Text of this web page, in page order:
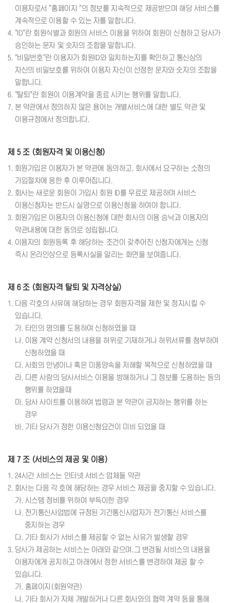
이용자로서 "홈페이지 "의 정보를 지속적으로 제공받으며 해당 서비스를
계속적으로 이용할 수 있는 자를 말합니다.
4. "ID"란 회원식별과 회원의 서비스 이용을 위하여 회원이 신청하고 당사가
승인하는 문자 및 숫자의 조합을 말합니다.
5. "비밀번호"란 이용자가 회원ID와 일치하는지를 확인하고 통신상의
자신의 비밀보호를 위하여 이용자 자신이 선정한 문자와 숫자의 조합을
말합니다.
6. "탈퇴"란 회원이 이용계약을 종료 시키는 행위를 말합니다.
7. 본 약관에서 정의하지 않은 용어는 개별서비스에 대한 별도 약관 및
이용규정에서 정의합니다.
제 5 조 (회원자격 및 이용신청)
1. 회원가입은 이용자가 본 약관에 동의하고, 회사에서 요구하는 소정의
가입절차에 응한 후 이루어집니다.
2. 회사는 새로운 회원이 가입시 회원 ID를 무료로 제공하며 서비스
이용신청자는 반드시 실명으로 이용신청을 하여야 합니다.
3. 회원가입은 이용자의 이용신청에 대한 회사의 이용 승낙과 이용자의
약관내용에 대한 동의로 성립됩니다.
4. 이용자의 회원등록 후 해당하는 조건이 갖추어진 신청자에게는 신청
즉시 온라인상으로 등록사실을 알리는 화면을 보여줍니다.
제 6 조 (회원자격 탈퇴 및 자격상실)
1. 다음 각호의 사유에 해당하는 경우 회원자격을 제한 및 정지시킬 수
있습니다.
가. 타인의 명의를 도용하여 신청하였을 때
나. 이용 계약 신청서의 내용을 허위로 기재하거나 허위서류를 첨부하여
신청하였을 때
다. 사회의 안녕이나 혹은 미풍양속을 저해할 목적으로 신청하였을 때
라. 다른 사람의 당사서비스 이용을 방해하거나 그 정보를 도용하는 등의
행위를 하였을때
마. 당사 사이트를 이용하여 법령과 본 약관이 금지하는 행위를 하는
경우
바. 기타 당사가 정한 이용신청요건이 미비 되었을 때
제 7 조 (서비스의 제공 및 이용)
1. 24시간 서비스는 인터넷 서비스 업체들 약관
2. 회사는 다음 각 호에 해당하는 경우 서비스 제공을 중지할 수 있습니다.
가. 시스템 정비를 위하여 부득이한 경우
나. 전기통신사업법에 규정된 기간통신사업자가 전기통신 서비스를
중지하는 경우
다. 기타 회사가 서비스를 제공할 수 없는 사유가 발생할 경우
3. 당사가 제공하는 서비스는 아래와 같으며,그 변경될 서비스의 내용을
이용자에게 공지하고 아래에서 정한 서비스를 변경하여 제공 할 수
있습니다.
가. 홈페이지(회원약관)
나. 기타 회사가 자체 개발하거나 다른 회사와의 협력 계약 등을 통해